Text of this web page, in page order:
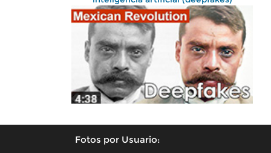
Fotos por Usuario: